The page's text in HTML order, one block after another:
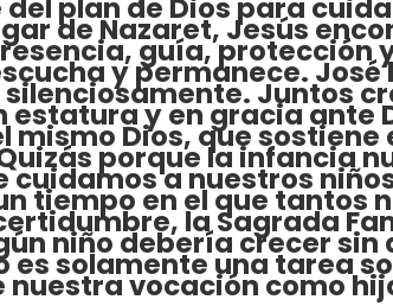
del plan de Dios para
de Nazaret, Jesús
guía, protección
y permanece.
Juntos
y en gracia ante
mismo Dios, que
porque la infancia
cuidamos a nuestros
tiempo en el que
la Sagrada
niño debería crecer
es solamente una tarea
nuestra vocación como